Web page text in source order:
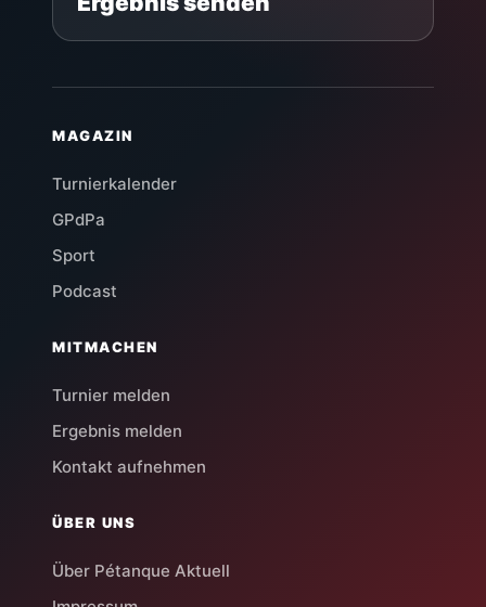
MAGAZIN
Turnierkalender
GPdPa
Sport
Podcast
MITMACHEN
Turnier melden
Ergebnis melden
Kontakt aufnehmen
ÜBER UNS
Über Pétanque Aktuell